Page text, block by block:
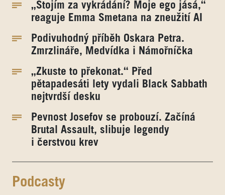
„Stojím za vykrádání? Moje ego jásá,“
reaguje Emma Smetana na zneužití AI
Podivuhodný příběh Oskara Petra.
Zmrzlináře, Medvídka i Námořníčka
„Zkuste to překonat.“ Před
pětapadesáti lety vydali Black Sabbath
nejtvrdší desku
Pevnost Josefov se probouzí. Začíná
Brutal Assault, slibuje legendy
i čerstvou krev
Podcasty